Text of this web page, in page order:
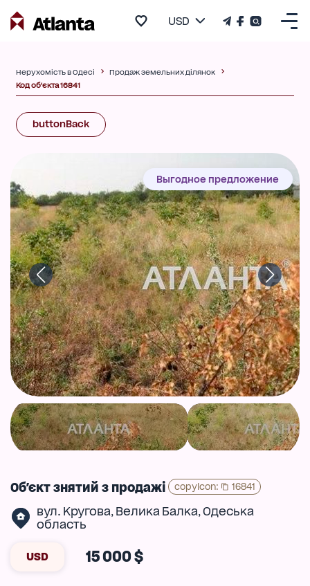
USD
Нерухомість в Одесі
Продаж земельних ділянок
Код об'єкта 16841
buttonBack
Выгодное предложение
Об'єкт знятий з продажі copyIcon: 16841
вул. Кругова, Велика Балка,Одеська
область
USD 15 000 $